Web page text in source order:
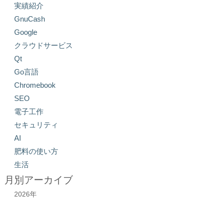
実績紹介
GnuCash
Google
クラウドサービス
Qt
Go言語
Chromebook
SEO
電子工作
セキュリティ
AI
肥料の使い方
生活
月別アーカイブ
2026年